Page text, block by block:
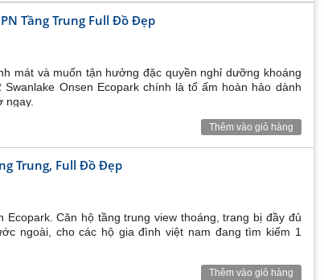
Tầng Trung Full Đồ Đẹp
mát và muốn tận hưởng đặc quyền nghỉ dưỡng khoáng
Onsen Ecopark chính là tổ ấm hoàn hảo dành
ngay.
Thêm vào giỏ hàng
Trung, Full Đồ Đẹp
Căn hộ tầng trung view thoáng, trang bị đầy đủ
ngoài, cho các hộ gia đình việt nam đang tìm kiếm 1
Thêm vào giỏ hàng